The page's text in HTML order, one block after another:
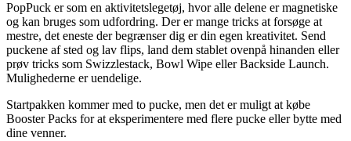
PopPuck er som en aktivitetslegetøj, hvor alle delene er magnetiske
og kan bruges som udfordring. Der er mange tricks at forsøge at
mestre, det eneste der begrænser dig er din egen kreativitet. Send
puckene af sted og lav flips, land dem stablet ovenpå hinanden eller
prøv tricks som Swizzlestack, Bowl Wipe eller Backside Launch.
Mulighederne er uendelige.
Startpakken kommer med to pucke, men det er muligt at købe
Booster Packs for at eksperimentere med flere pucke eller bytte med
dine venner.